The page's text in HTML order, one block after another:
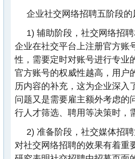
企业社交网络招聘五阶段
1) 辅助阶段，社交网络招
企业在社交平台上注册官方账
性，需要定时对账号进行专业
官方账号的权威性越高，用户
历内容的补充，这为企业深入
问题又是需要雇主额外考虑的
行人才筛选、聘用等决策时，
2) 准备阶段，社交媒体招
对社交网络招聘的效果有着重